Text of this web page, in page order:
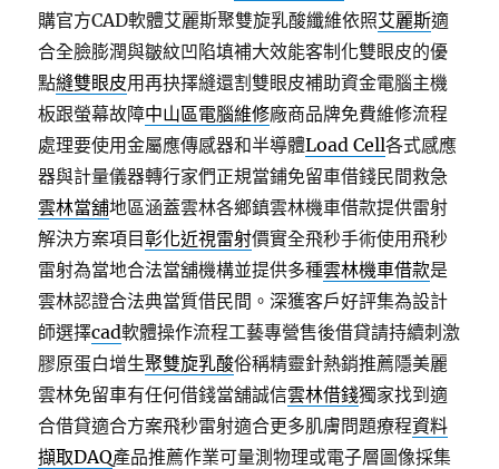
購官方CAD軟體艾麗斯聚雙旋乳酸纖維依照艾麗斯適
合全臉膨潤與皺紋凹陷填補大效能客制化雙眼皮的優
點縫雙眼皮用再抉擇縫還割雙眼皮補助資金電腦主機
板跟螢幕故障中山區電腦維修廠商品牌免費維修流程
處理要使用金屬應傳感器和半導體Load Cell各式感應
器與計量儀器轉行家們正規當鋪免留車借錢民間救急
雲林當舖地區涵蓋雲林各鄉鎮雲林機車借款提供雷射
解決方案項目彰化近視雷射價實全飛秒手術使用飛秒
雷射為當地合法當舖機構並提供多種雲林機車借款是
雲林認證合法典當質借民間。深獲客戶好評集為設計
師選擇cad軟體操作流程工藝專營售後借貸請持續刺激
膠原蛋白增生聚雙旋乳酸俗稱精靈針熱銷推薦隱美麗
雲林免留車有任何借錢當舖誠信雲林借錢獨家找到適
合借貸適合方案飛秒雷射適合更多肌膚問題療程資料
擷取DAQ產品推薦作業可量測物理或電子層圖像採集